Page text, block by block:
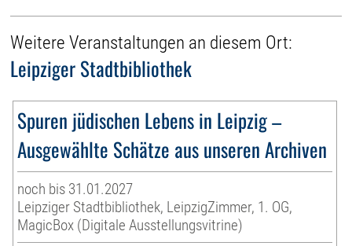
Weitere Veranstaltungen an diesem Ort:
Leipziger Stadtbibliothek
Spuren jüdischen Lebens in Leipzig –
Ausgewählte Schätze aus unseren Archiven
noch bis 31.01.2027
Leipziger Stadtbibliothek, LeipzigZimmer, 1. OG,
MagicBox (Digitale Ausstellungsvitrine)